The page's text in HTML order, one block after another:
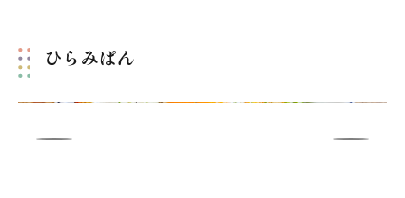
ひらみぱん